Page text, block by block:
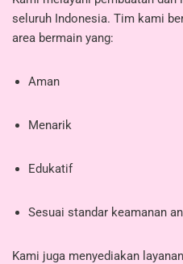
seluruh Indonesia. Tim kami
area bermain yang:
Aman
Menarik
Edukatif
Sesuai standar keamanan
Kami juga menyediakan